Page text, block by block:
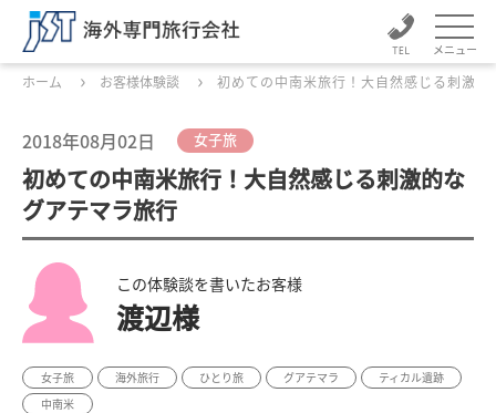
メニュー
ホーム お客様体験談 初めての中南米旅行！大自然感じる刺激的
2018年08月02日 女子旅
初めての中南米旅行！大自然感じる刺激的な
グアテマラ旅行
この体験談を書いたお客様
渡辺様
女子旅 海外旅行 ひとり旅 グアテマラ
ティカル遺跡
中南米